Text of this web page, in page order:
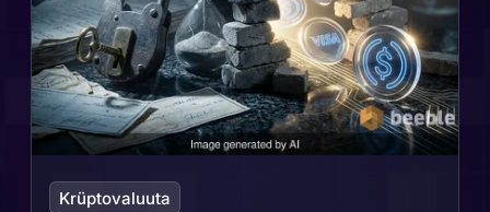
Krüptovaluuta